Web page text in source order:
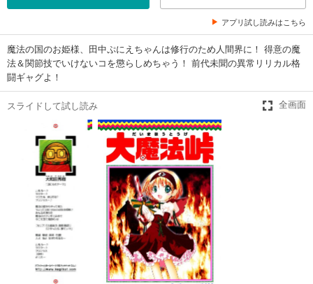
アプリ試し読みはこちら
魔法の国のお姫様、田中ぷにえちゃんは修行のため人間界に！ 得意の魔
法＆関節技でいけないコを懲らしめちゃう！ 前代未聞の異常リリカル格
闘ギャグよ！
スライドして試し読み 全画面